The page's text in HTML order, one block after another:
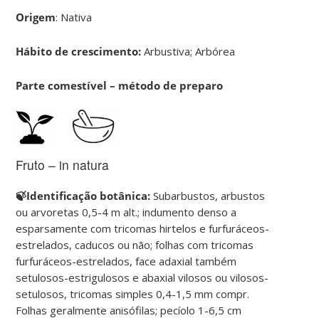
Origem: Nativa
Hábito de crescimento: Arbustiva; Arbórea
Parte comestível – método de preparo
Fruto – in natura
🍃Identificação botânica:Subarbustos, arbustos
ou arvoretas 0,5-4 m alt.; indumento denso a
esparsamente com tricomas hirtelos e furfuráceos-
estrelados, caducos ou não; folhas com tricomas
furfuráceos-estrelados, face adaxial também
setulosos-estrigulosos e abaxial vilosos ou vilosos-
setulosos, tricomas simples 0,4-1,5 mm compr.
Folhas geralmente anisófilas; pecíolo 1-6,5 cm